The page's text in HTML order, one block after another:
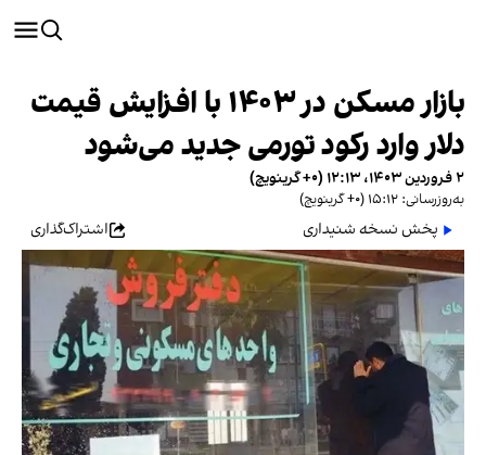
بازار مسکن در ۱۴۰۳ با افزایش قیمت
دلار وارد رکود تورمی جدید می‌شود
۲ فروردین ۱۴۰۳، ۱۲:۱۳ (‎+۰ گرینویچ)
به‌روزرسانی: ۱۵:۱۲ (‎+۰ گرینویچ)
پخش نسخه شنیداری اشتراک‌گذاری